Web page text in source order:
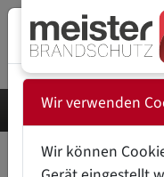
ASR A1.3
Wir verwenden
Wir können